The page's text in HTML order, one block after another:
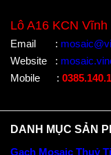
Lô A16 KCN
Email :
Website
:
Mobile
:
DANH MỤC SẢN
Gạch Mosaic Thuỷ